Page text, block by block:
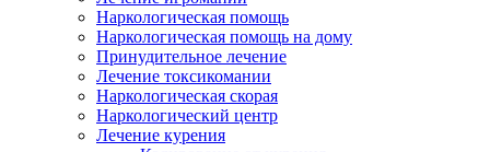
Наркологическая помощь
Наркологическая помощь на дому
Принудительное лечение
Лечение токсикомании
Наркологическая скорая
Наркологический центр
Лечение курения